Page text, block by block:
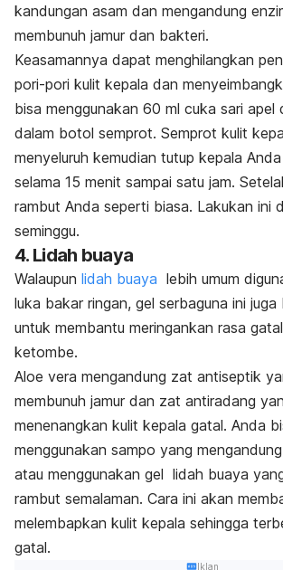
kandungan asam dan mengandung
membunuh jamur dan bakteri.
Keasamannya dapat menghilangkan
pori-pori kulit kepala dan
bisa menggunakan 60 ml cuka sari apel
dalam botol semprot. Semprot kulit
menyeluruh kemudian tutup kepala
selama 15 menit sampai satu jam.
rambut Anda seperti biasa. Lakukan ini
seminggu.
4. Lidah buaya
Walaupun lidah buaya lebih umum
luka bakar ringan, gel serbaguna ini juga
untuk membantu meringankan rasa
ketombe.
Aloe vera mengandung zat antiseptik
membunuh jamur dan zat antiradang
menenangkan kulit kepala gatal. Anda
menggunakan sampo yang
atau menggunakan gel lidah buaya
rambut semalaman. Cara ini akan
melembapkan kulit kepala sehingga
gatal.
Iklan